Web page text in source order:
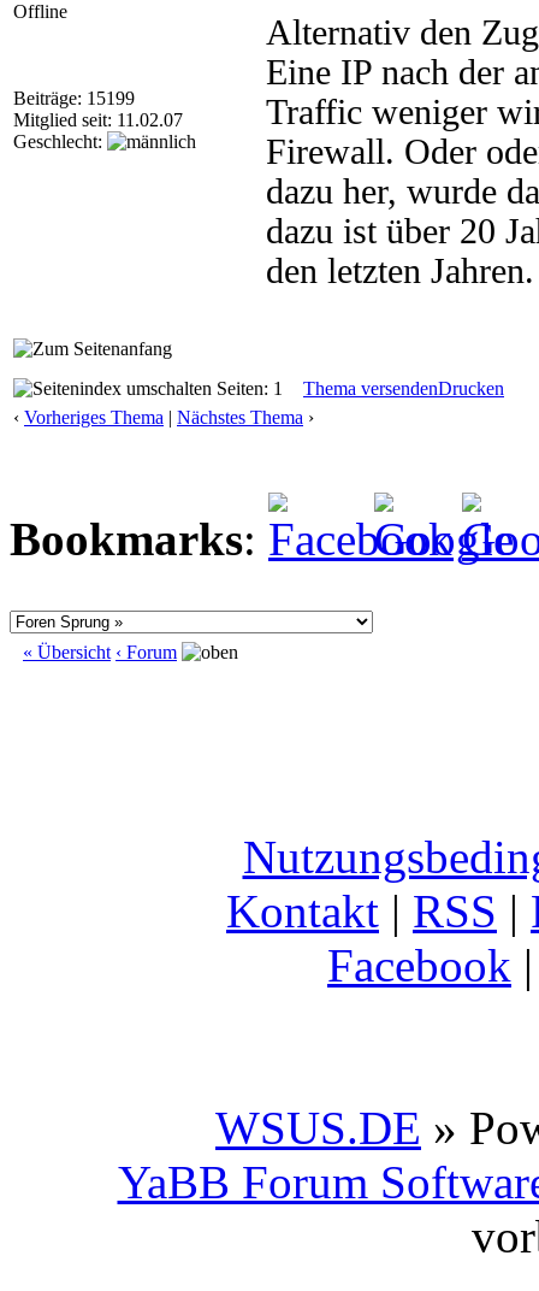
Offline
Beiträge: 15199
Mitglied seit: 11.02.07
Geschlecht:
Alternativ den
Eine IP nach der
Traffic weniger
Firewall. Oder
dazu her, wurde
dazu ist über 20
den letzten Jahren.
Seiten: 1 Thema versendenDrucken
‹ Vorheriges Thema | Nächstes Thema ›
Bookmarks:
« Übersicht ‹ Forum
Kontakt | RSS |
Facebook
WSUS.DE »
YaBB Forum